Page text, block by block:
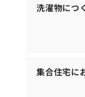
洗濯物につ
集合住宅に